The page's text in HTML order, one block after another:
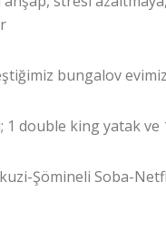
bungalov
1 double king yatak
Şömineli Soba-